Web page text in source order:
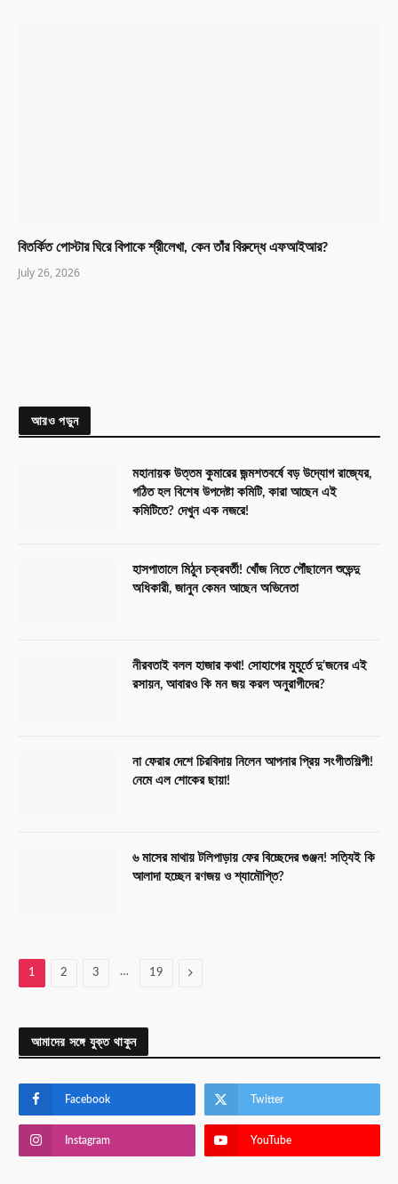
বিতর্কিত পোস্টার ঘিরে বিপাকে শ্রীলেখা, কেন তাঁর বিরুদ্ধে এফআইআর?
July 26, 2026
আরও পড়ুন
মহানায়ক উত্তম কুমারের জন্মশতবর্ষে বড় উদ্যোগ রাজ্যের,
গঠিত হল বিশেষ উপদেষ্টা কমিটি, কারা আছেন এই
কমিটিতে? দেখুন এক নজরে!
হাসপাতালে মিঠুন চক্রবর্তী! খোঁজ নিতে পৌঁছালেন শুভেন্দু
অধিকারী, জানুন কেমন আছেন অভিনেতা
নীরবতাই বলল হাজার কথা! সোহাগের মুহূর্তে দু’জনের এই
রসায়ন, আবারও কি মন জয় করল অনুরাগীদের?
না ফেরার দেশে চিরবিদায় নিলেন আপনার প্রিয় সংগীতশিল্পী!
নেমে এল শোকের ছায়া!
৬ মাসের মাথায় টলিপাড়ায় ফের বিচ্ছেদের গুঞ্জন! সত্যিই কি
আলাদা হচ্ছেন রণজয় ও শ্যামৌপ্তি?
1 2 3 … 19 Next
আমাদের সঙ্গে যুক্ত থাকুন
Facebook Twitter
Instagram YouTube